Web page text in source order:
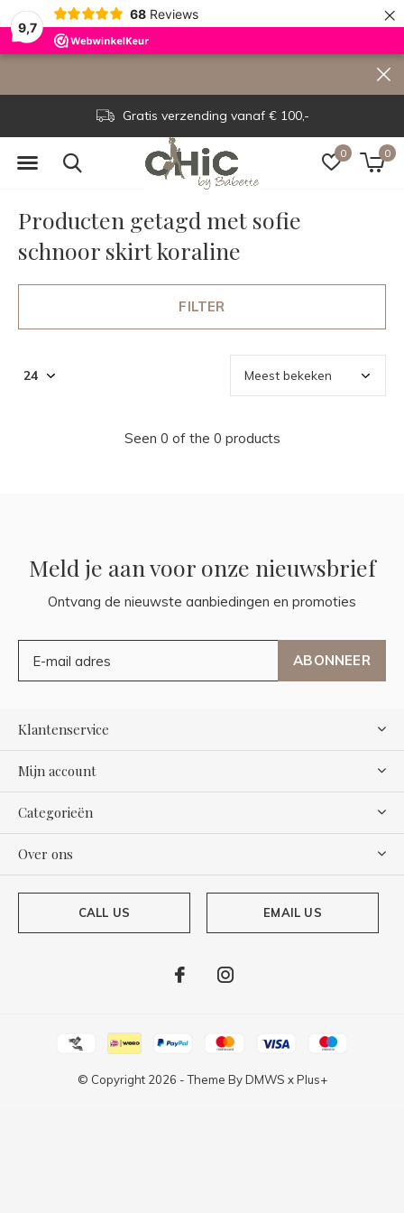
9,7
68 Reviews ×
0 0
Gratis verzending vanaf € 100,-
Producten getagd met sofie
schnoor skirt koraline
FILTER
Seen 0 of the 0 products
Meld je aan voor onze nieuwsbrief
Ontvang de nieuwste aanbiedingen en promoties
ABONNEER
Klantenservice
Mijn account
Categorieën
Over ons
CALL US EMAIL US
© Copyright 2026 - Theme ByDMWS xPlus+